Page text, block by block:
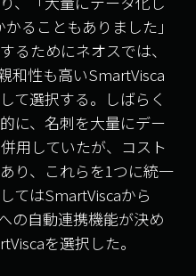
ることもありました」
るためにネオスでは、
和性も高いSmartVisca
て選択する。しばらく
に、名刺を大量にデー
用していたが、コスト
り、これらを1つに統一
てはSmartViscaから
の自動連携機能が決め
を選択した。